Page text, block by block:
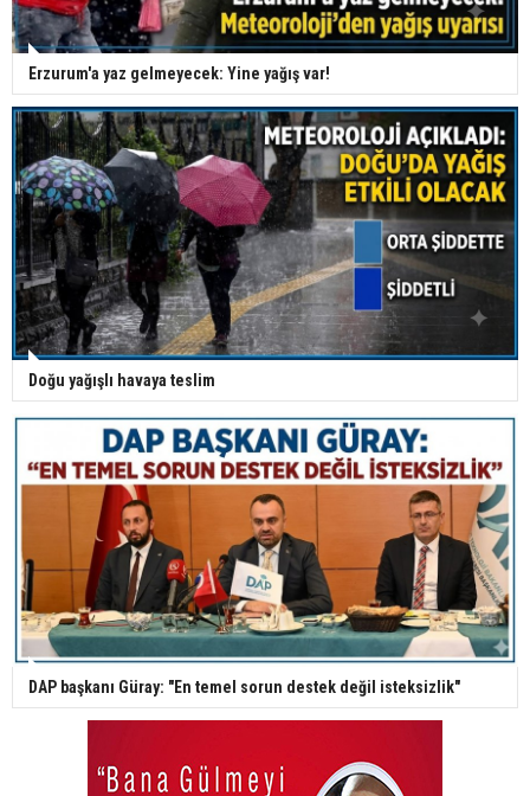
Erzurum'a yaz gelmeyecek: Yine yağış var!
Doğu yağışlı havaya teslim
DAP başkanı Güray: "En temel sorun destek değil isteksizlik"